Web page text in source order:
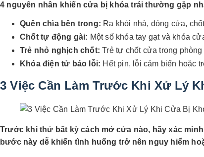
4 nguyên nhân khiến cửa bị khóa trái thường gặp
Quên chìa bên trong: Ra khỏi nhà, đóng cửa,
Chốt tự động gài: Một số khóa tay gạt và khóa
Trẻ nhỏ nghịch chốt: Trẻ tự chốt cửa trong
Khóa điện tử báo lỗi: Hết pin, lỗi cảm biến hoặc
3 Việc Cần Làm Trước Khi Xử Lý
Trước khi thử bất kỳ cách mở cửa nào, hãy xác
bước này dễ khiến tình huống trở nên nguy hiểm